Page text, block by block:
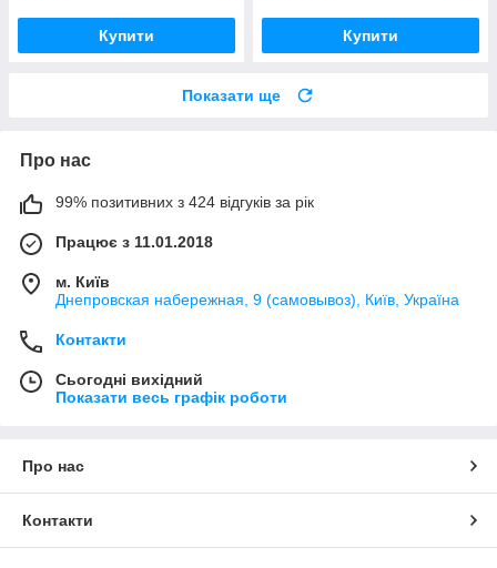
Купити Купити
Показати ще
Про нас
99% позитивних з 424 відгуків за рік
Працює з 11.01.2018
м. Київ
Днепровская набережная, 9 (самовывоз), Київ, Україна
Контакти
Сьогодні вихідний
Показати весь графік роботи
Про нас
Контакти